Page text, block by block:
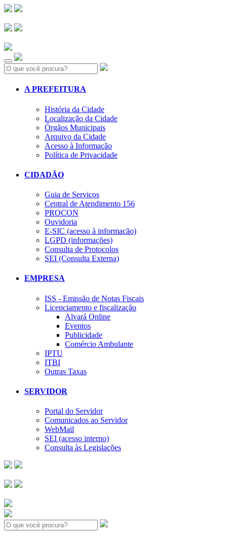
Search:
A PREFEITURA
História da Cidade
Localização da Cidade
Órgãos Municipais
Arquivo da Cidade
Acesso à Informação
Política de Privacidade
CIDADÃO
Guia de Serviços
Central de Atendimento 156
PROCON
Ouvidoria
E-SIC (acesso à informação)
LGPD (informações)
Consulta de Protocolos
SEI (Consulta Externa)
EMPRESA
ISS - Emissão de Notas Fiscais
Licenciamento e fiscalização
Alvará Online
Eventos
Publicidade
Comércio Ambulante
IPTU
ITBI
Outras Taxas
SERVIDOR
Portal do Servidor
Comunicados ao Servidor
WebMail
SEI (acesso interno)
Consulta às Legislações
Search: